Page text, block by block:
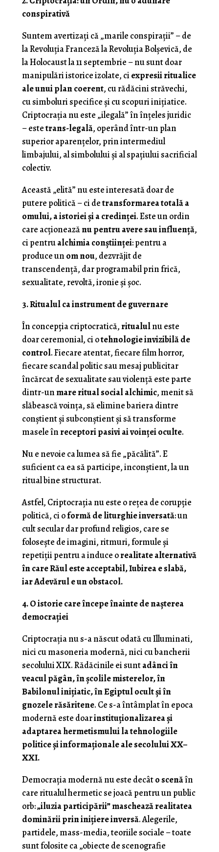
conspirativă
Suntem avertizaţi că „marile conspirații” – de
la Revoluția Franceză la Revoluția Bolșevică, de
la Holocaust la 11 septembrie – nu sunt doar
manipulări istorice izolate, ci expresii ritualice
ale unui plan coerent, cu rădăcini străvechi,
cu simboluri specifice și cu scopuri inițiatice.
Criptocrația nu este „ilegală” în înțeles juridic
– estetrans-legală, operând într-un plan
superior aparențelor, prin intermediul
limbajului, al simbolului și al spațiului sacrificial
colectiv.
Această „elită” nu este interesată doar de
putere politică – ci detransformarea totală a
omului, a istoriei și a credinței. Este un ordin
care acționeazănu pentru avere sau influență,
ci pentrualchimia conștiinței: pentru a
produce un om nou, dezvrăjit de
transcendență, dar programabil prin frică,
sexualitate, revoltă, ironie și șoc.
3. Ritualul ca instrument de guvernare
În concepția criptocratică,ritualulnu este
doar ceremonial, ci otehnologie invizibilă de
control. Fiecare atentat, fiecare film horror,
fiecare scandal politic sau mesaj publicitar
încărcat de sexualitate sau violență este parte
dintr-unmare ritual social alchimic, menit să
slăbească voința, să elimine bariera dintre
conștient și subconștient și să transforme
masele înreceptori pasivi ai voinței oculte.
Nu e nevoie ca lumea să fie „păcălită”. E
suficient ca ea să participe, inconștient, la un
ritual bine structurat.
Astfel, Criptocrația nu este o rețea de corupție
politică, ci oformă de liturghie inversată: un
cult secular dar profund religios, care se
folosește de imagini, ritmuri, formule și
repetiții pentru a induce orealitate alternativă
în care Răul este acceptabil, Iubirea e slabă,
iar Adevărul e un obstacol.
4. O istorie care începe înainte de nașterea
democrației
Criptocrația nu s-a născut odată cu Illuminati,
nici cu masoneria modernă, nici cu bancherii
secolului XIX. Rădăcinile ei suntadânci în
veacul păgân, în școlile misterelor, în
Babilonul inițiatic, în Egiptul ocult și în
gnozele răsăritene. Ce s-a întâmplat în epoca
modernă este doarinstituționalizarea și
adaptarea hermetismului la tehnologiile
politice și informaționale ale secolului XX–
XXI.
Democrația modernă nu este decâto scenăîn
care ritualul hermetic se joacă pentru un public
orb:„iluzia participării” maschează realitatea
dominării prin inițiere inversă. Alegerile,
partidele, mass-media, teoriile sociale – toate
sunt folosite ca „obiecte de scenografie